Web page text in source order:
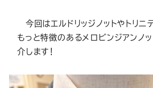
の の の の
今回はエルドリッジノットやトリニ
もっと特徴のあるメロビンジアンノ
介します！